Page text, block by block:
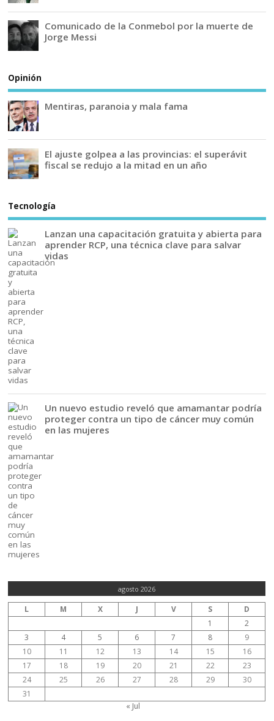
Comunicado de la Conmebol por la muerte de
Jorge Messi
Opinión
Mentiras, paranoia y mala fama
El ajuste golpea a las provincias: el superávit
fiscal se redujo a la mitad en un año
Tecnología
Lanzan una capacitación gratuita y abierta para
aprender RCP, una técnica clave para salvar
vidas
Un nuevo estudio reveló que amamantar podría
proteger contra un tipo de cáncer muy común
en las mujeres
agosto 2026
L M X J V S
D
1
2
3
4 5 6 7 8
9
10
11 12 13 14 15
16
17
18 19 20 21 22
23
24
25 26 27 28 29
30
31
« Jul